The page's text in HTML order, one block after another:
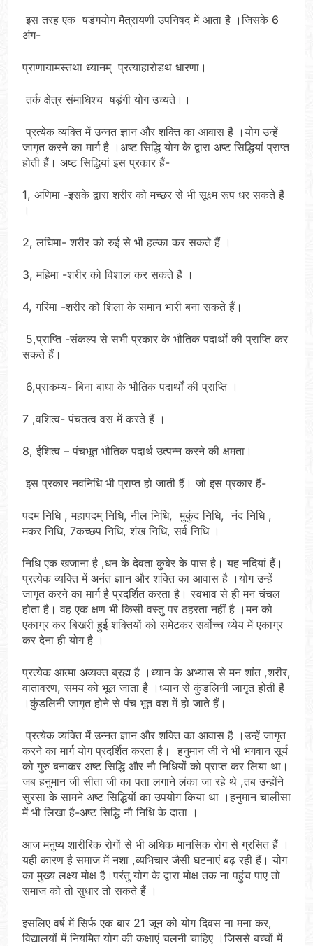
इस तरह एक षडंगयोग मैत्रायणी उपनिषद में आता है ।जिसके 6
अंग-
प्राणायामस्तथा ध्यानम् प्रत्याहारोडथ धारणा।
तर्क क्षेत्र संमाधिश्च षड़ंगी योग उच्यते।।
प्रत्येक व्यक्ति में उन्नत ज्ञान और शक्ति का आवास है ।योग उन्हें
जागृत करने का मार्ग है ।अष्ट सिद्धि योग के द्वारा अष्ट सिद्धियां प्राप्त
होती हैं। अष्ट सिद्धियां इस प्रकार हैं-
1, अणिमा -इसके द्वारा शरीर को मच्छर से भी सूक्ष्म रूप धर सकते हैं
।
2, लघिमा- शरीर को रुई से भी हल्का कर सकते हैं ।
3, महिमा -शरीर को विशाल कर सकते हैं ।
4, गरिमा -शरीर को शिला के समान भारी बना सकते हैं।
5,प्राप्ति -संकल्प से सभी प्रकार के भौतिक पदार्थों की प्राप्ति कर
सकते हैं।
6,प्राकम्य- बिना बाधा के भौतिक पदार्थों की प्राप्ति ।
7 ,वशित्व- पंचतत्व वस में करते हैं ।
8, ईशित्व – पंचभूत भौतिक पदार्थ उत्पन्न करने की क्षमता।
इस प्रकार नवनिधि भी प्राप्त हो जाती हैं। जो इस प्रकार हैं-
पदम निधि , महापदम् निधि, नील निधि, मुकुंद निधि, नंद निधि ,
मकर निधि, 7कच्छप निधि, शंख निधि, सर्व निधि ।
निधि एक खजाना है ,धन के देवता कुबेर के पास है। यह नदियां हैं।
प्रत्येक व्यक्ति में अनंत ज्ञान और शक्ति का आवास है ।योग उन्हें
जागृत करने का मार्ग है प्रदर्शित करता है। स्वभाव से ही मन चंचल
होता है। वह एक क्षण भी किसी वस्तु पर ठहरता नहीं है ।मन को
एकाग्र कर बिखरी हुई शक्तियों को समेटकर सर्वोच्च ध्येय में एकाग्र
कर देना ही योग है ।
प्रत्येक आत्मा अव्यक्त ब्रह्म है ।ध्यान के अभ्यास से मन शांत ,शरीर,
वातावरण, समय को भूल जाता है ।ध्यान से कुंडलिनी जागृत होती हैं
।कुंडलिनी जागृत होने से पंच भूत वश में हो जाते हैं।
प्रत्येक व्यक्ति में उन्नत ज्ञान और शक्ति का आवास है ।उन्हें जागृत
करने का मार्ग योग प्रदर्शित करता है। हनुमान जी ने भी भगवान सूर्य
को गुरु बनाकर अष्ट सिद्धि और नौ निधियों को प्राप्त कर लिया था।
जब हनुमान जी सीता जी का पता लगाने लंका जा रहे थे ,तब उन्होंने
सुरसा के सामने अष्ट सिद्धियों का उपयोग किया था ।हनुमान चालीसा
में भी लिखा है-अष्ट सिद्धि नौ निधि के दाता ।
आज मनुष्य शारीरिक रोगों से भी अधिक मानसिक रोग से ग्रसित हैं ।
यही कारण है समाज में नशा ,व्यभिचार जैसी घटनाएं बढ़ रही हैं। योग
का मुख्य लक्ष्य मोक्ष है।परंतु योग के द्वारा मोक्ष तक ना पहुंच पाए तो
समाज को तो सुधार तो सकते हैं ।
इसलिए वर्ष में सिर्फ एक बार 21 जून को योग दिवस ना मना कर,
विद्यालयों में नियमित योग की कक्षाएं चलनी चाहिए ।जिससे बच्चों में